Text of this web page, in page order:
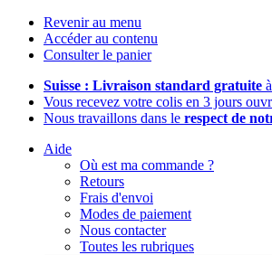
Revenir au menu
Accéder au contenu
Consulter le panier
Suisse : Livraison standard gratuite
Vous recevez votre colis en 3 jours
Nous travaillons dans le respect de
Aide
Où est ma commande ?
Retours
Frais d'envoi
Modes de paiement
Nous contacter
Toutes les rubriques